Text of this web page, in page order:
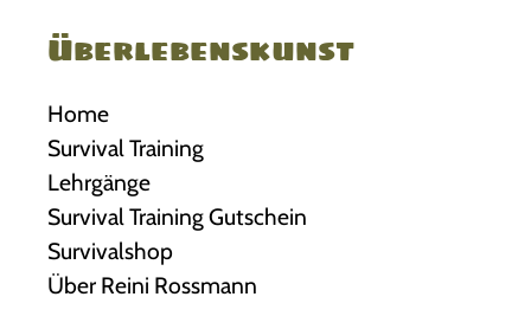
Überlebenskunst
Home
Survival Training
Lehrgänge
Survival Training Gutschein
Survivalshop
Über Reini Rossmann